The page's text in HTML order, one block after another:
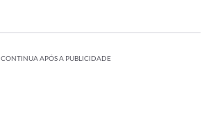
CONTINUA APÓS A PUBLICIDADE